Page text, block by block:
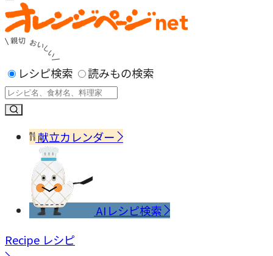
レシピ検索 読みもの検索
献立カレンダー
AIレシピ検索
Recipe レシピ